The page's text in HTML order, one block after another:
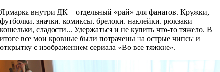
Ярмарка внутри ДК – отдельный «рай» для фанатов. Кружки,
футболки, значки, комиксы, брелоки, наклейки, рюкзаки,
кошельки, сладости... Удержаться и не купить что-то тяжело. В
итоге все мои кровные были потрачены на острые чипсы и
открытку с изображением сериала «Во все тяжкие».